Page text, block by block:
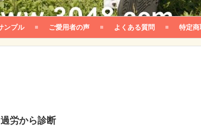
ンプル ご愛用者の声 よくある質問 特定
労から診断